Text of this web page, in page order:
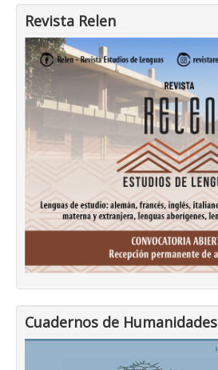
Revista Relen
Cuadernos de Humanidades